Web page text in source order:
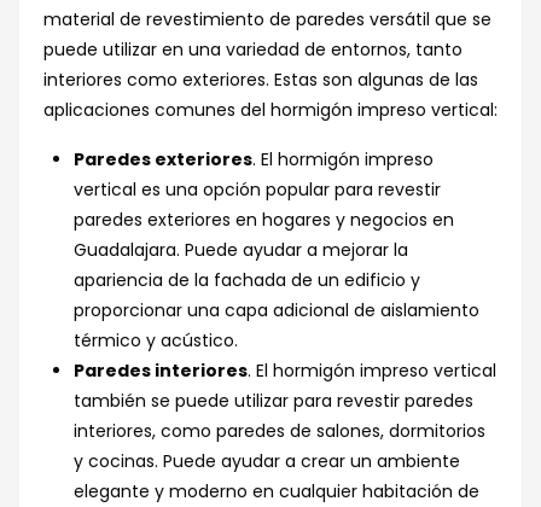
material de revestimiento de paredes versátil que se
puede utilizar en una variedad de entornos, tanto
interiores como exteriores. Estas son algunas de las
aplicaciones comunes del hormigón impreso vertical:
Paredes exteriores. El hormigón impreso
vertical es una opción popular para revestir
paredes exteriores en hogares y negocios en
Guadalajara. Puede ayudar a mejorar la
apariencia de la fachada de un edificio y
proporcionar una capa adicional de aislamiento
térmico y acústico.
Paredes interiores. El hormigón impreso vertical
también se puede utilizar para revestir paredes
interiores, como paredes de salones, dormitorios
y cocinas. Puede ayudar a crear un ambiente
elegante y moderno en cualquier habitación de